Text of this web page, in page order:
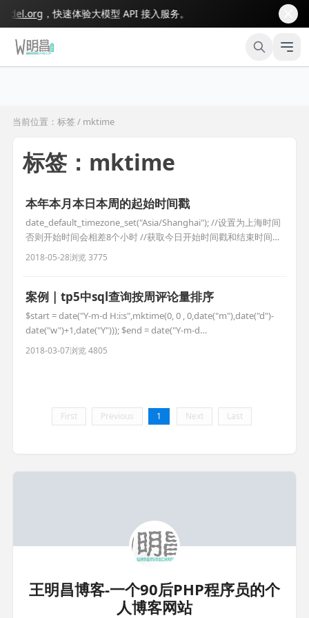
，快速体验大模型 API 接入服务。
当前位置：标签 / mktime
标签：mktime
本年本月本日本周的起始时间戳
date_default_timezone_set("Asia/Shanghai"); //设置为上海时间
否则开始时间会相差8个小时 //获取今日开始时间戳和结束时间戳
$beginToday=mktime(0,0,0,date('m'),date('d'),date('Y'));
$endToday=mktime(0,0,0,date('m'),date
2018-05-28浏览 3775
案例 | tp5中sql查询按周评论量排序
$start = date("Y-m-d H:i:s",mktime(0, 0 , 0,date("m"),date("d")-
date("w")+1,date("Y"))); $end = date("Y-m-d
H:i:s",mktime(23,59,59,date("m"),date("d")-
date("w")+7,date("Y"))); // d
2018-03-07浏览 4805
First Previous 1 Next Last
王明昌博客-一个90后PHP程序员的个
人博客网站